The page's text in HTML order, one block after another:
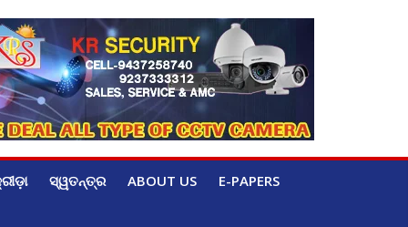
ସ୍ୱତନ୍ତ୍ର ABOUT US E-PAPERS